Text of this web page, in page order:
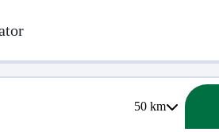
50km